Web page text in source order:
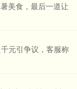
美食，最后一道让
元引争议，客服称